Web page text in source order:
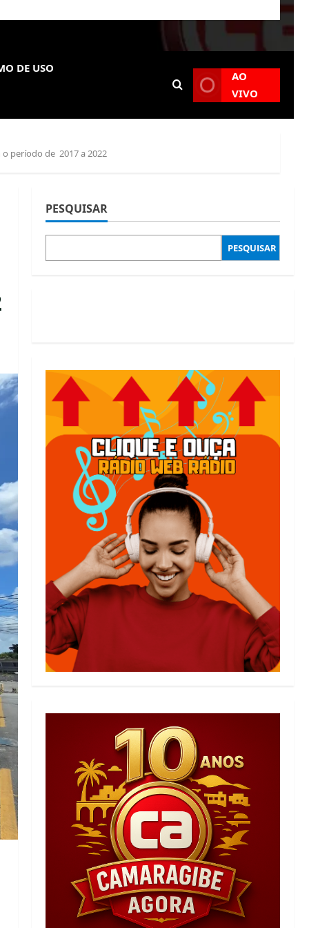
DE USO
AO
VIVO
período de 2017 a 2022
PESQUISAR
PESQUISAR